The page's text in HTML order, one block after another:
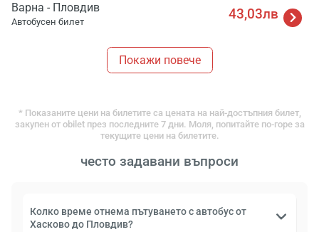
Варна - Пловдив
Автобусен билет 43,03лв
Покажи повече
* Показаните цени на билетите са цената на най-достъпния билет,
закупен от obilet през последните 7 дни. Моля, попитайте по-горе за
текущите цени на билетите.
често задавани въпроси
Колко време отнема пътуването с автобус от
Хасково до Пловдив?